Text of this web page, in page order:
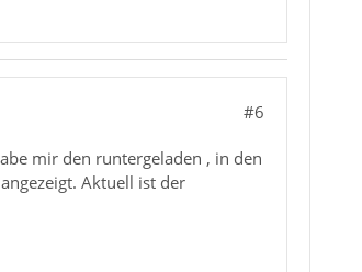
#6
mir den runtergeladen , in den
Aktuell ist der